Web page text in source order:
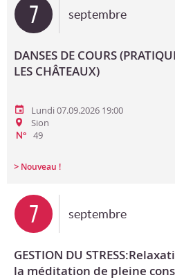
7 septembre
DANSES DE COURS
LES CHÂTEAUX)
Lundi 07.09.2026 19:00
Sion
N° 49
> Nouveau !
7 septembre
GESTION DU
la méditation de pleine